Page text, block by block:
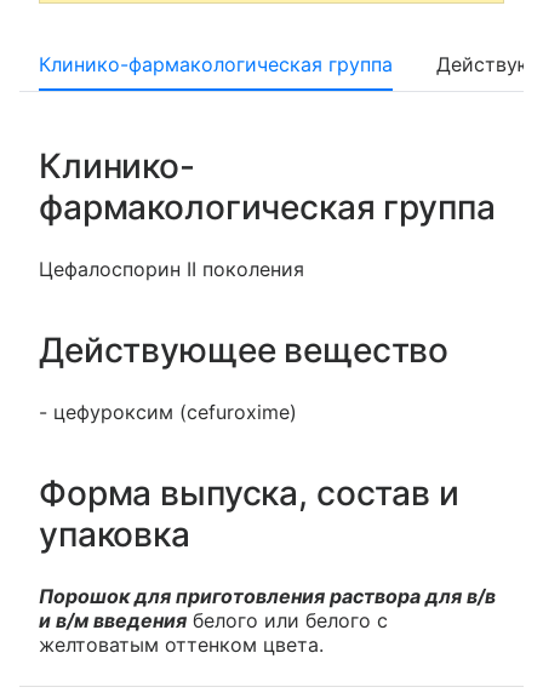
Клинико-фармакологическая группа
Клинико-
фармакологическая группа
Цефалоспорин II поколения
Действующее вещество
- цефуроксим (cefuroxime)
Форма выпуска, состав и
упаковка
Порошок для приготовления раствора для в/в
и в/м введения белого или белого с
желтоватым оттенком цвета.